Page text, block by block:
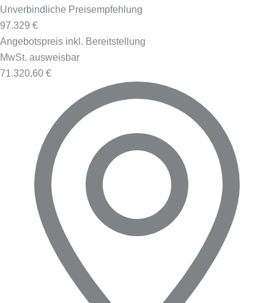
Unverbindliche Preisempfehlung
97.329 €
Angebotspreis inkl. Bereitstellung
MwSt. ausweisbar
71.320,60 €